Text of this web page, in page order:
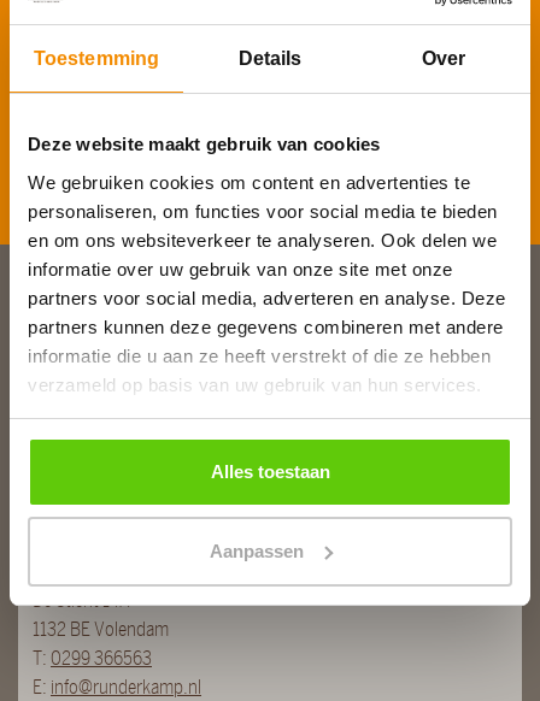
Toestemming Details Over
Deze website maakt gebruik van cookies
We gebruiken cookies om content en advertenties te
personaliseren, om functies voor social media te bieden
en om ons websiteverkeer te analyseren. Ook delen we
informatie over uw gebruik van onze site met onze
partners voor social media, adverteren en analyse. Deze
partners kunnen deze gegevens combineren met andere
informatie die u aan ze heeft verstrekt of die ze hebben
verzameld op basis van uw gebruik van hun services.
Alles toestaan
Aanpassen
E-mailadres*
Inschrijven
Slagerij van Baar
Burg. Van Baarstraat 10
1131 WT Volendam
E:info@runderkamp.nl
De Stient 14A
1132 BE Volendam
T: 0299 366563
E: info@runderkamp.nl